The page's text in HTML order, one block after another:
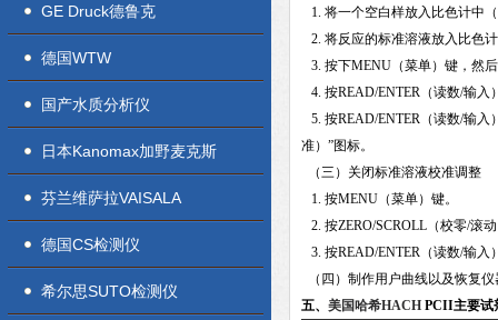
GE Druck德鲁克
德国WTW
国产水质分析仪
日本Kanomax加野麦克斯
芬兰维萨拉VAISALA
德国CS检测仪
希尔思SUTO检测仪
1. 将一个空白样放入比色计中
2. 将反应的标准溶液放入比色
3. 按下MENU（菜单）键，然
4. 按READ/ENTER（读数/输
5. 按READ/ENTER（读数/输入
准）”图标。
（三）关闭标准溶液校准调整
1. 按MENU（菜单）键。
2. 按ZERO/SCROLL（校零/滚
3. 按READ/ENTER（读数/输入
（四）制作用户曲线以及恢复
五、 美国哈希HACH PCII主要试